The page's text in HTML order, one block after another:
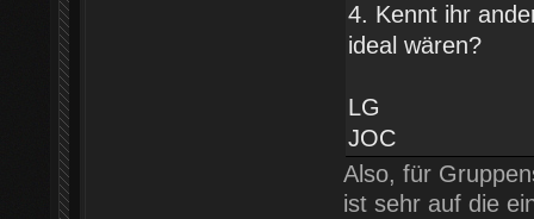
4. Kennt ihr
ideal wären?
LG
JOC
Also, für
ist sehr auf die